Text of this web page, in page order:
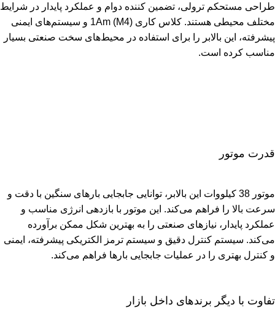
طراحی مستحکم ترولی، تضمین کننده دوام و عملکرد پایدار در شرایط
مختلف محیطی هستند. کلاس کاری 1Am (M4) و سیستم‌های ایمنی
پیشرفته، این بالابر را برای استفاده در محیط‌های سخت صنعتی بسیار
مناسب کرده است.
قدرت موتور
موتور 38 کیلووات این بالابر، توانایی جابجایی بارهای سنگین با دقت و
سرعت بالا را فراهم می‌کند. این موتور با بازدهی انرژی مناسب و
عملکرد پایدار، نیازهای صنعتی را به بهترین شکل ممکن برآورده
می‌کند. سیستم کنترل دقیق و سیستم ترمز الکتریکی پیشرفته، ایمنی
و کنترل بهتری را در عملیات جابجایی بارها فراهم می‌کند.
تفاوت با دیگر برندهای داخل بازار